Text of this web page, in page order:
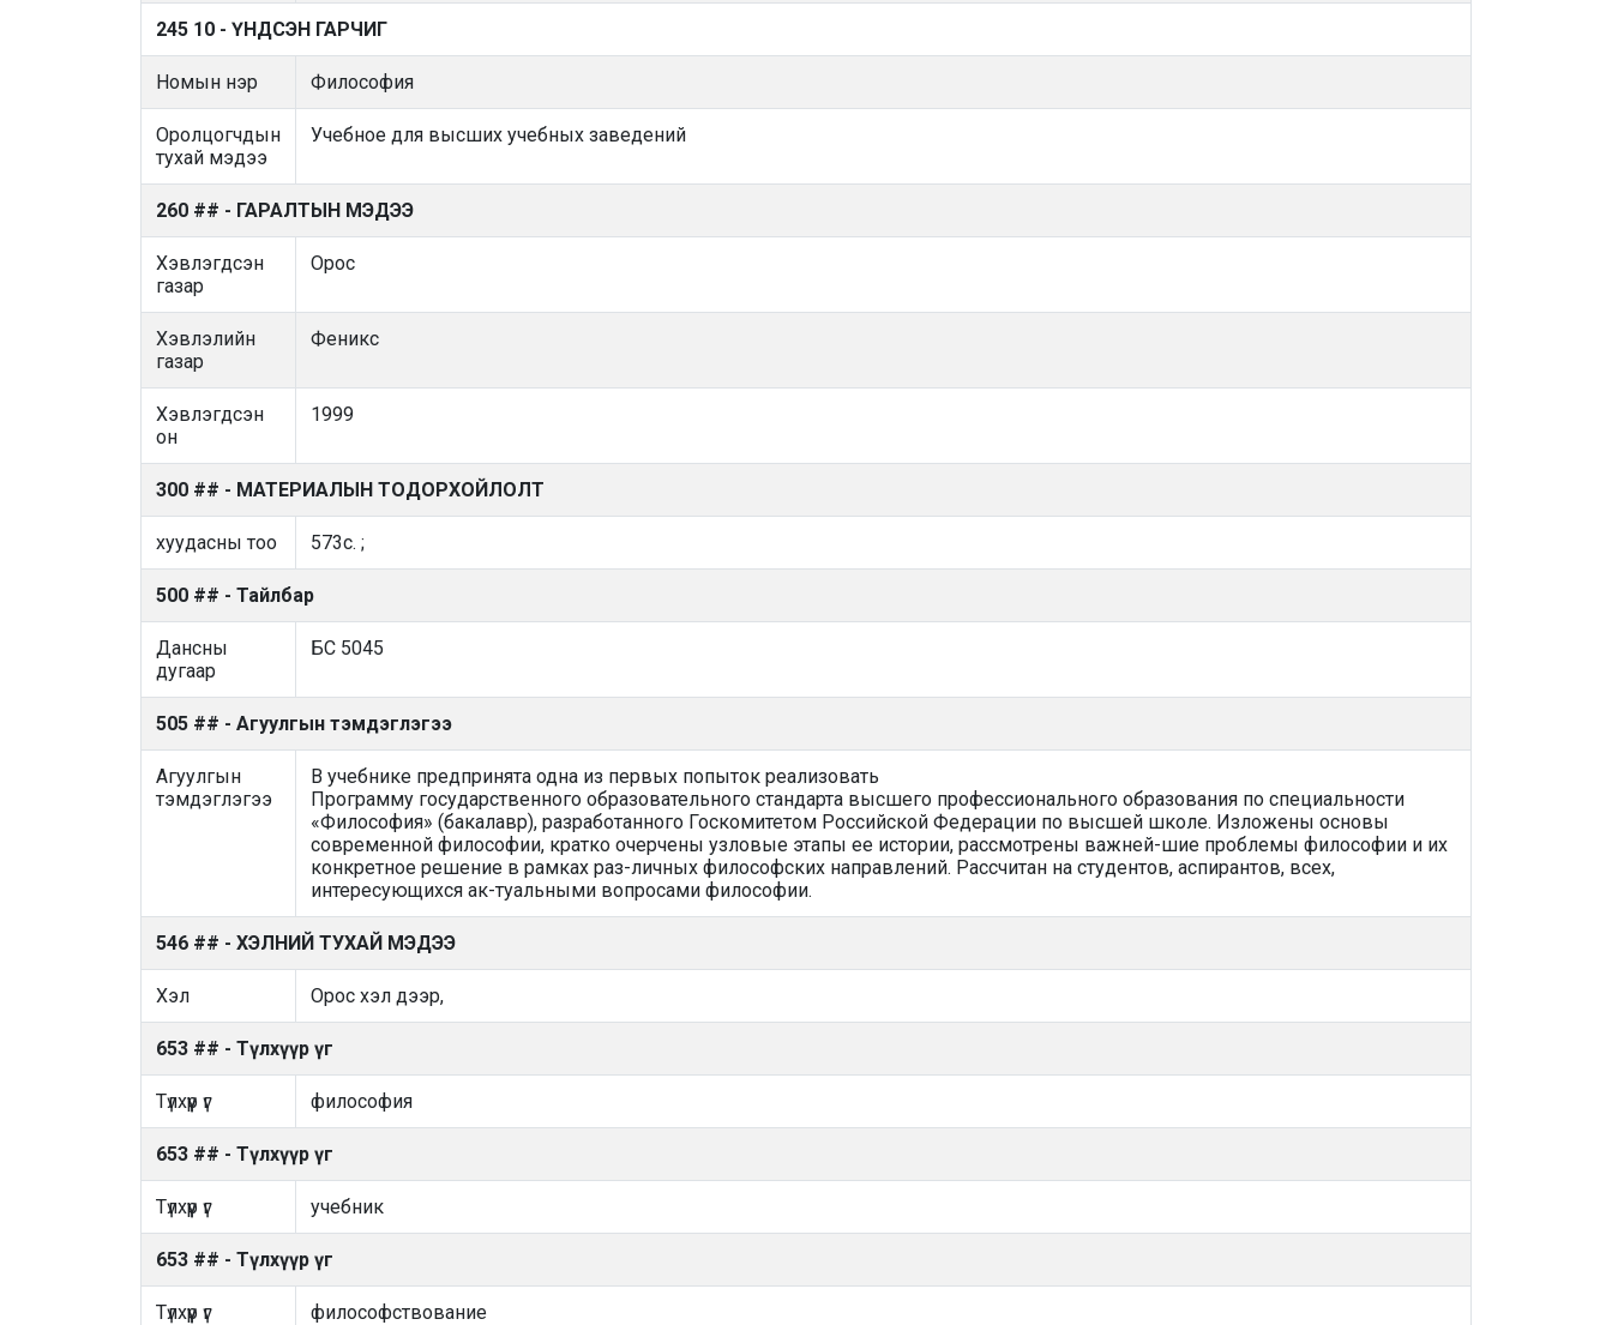
245 10 - ҮНДСЭН ГАРЧИГ
Номын нэр Философия
Оролцогчдын
тухай мэдээ
Учебное для высших учебных заведений
260 ## - ГАРАЛТЫН МЭДЭЭ
Хэвлэгдсэн
газар
Орос
Хэвлэлийн
газар
Феникс
Хэвлэгдсэн
он
1999
300 ## - МАТЕРИАЛЫН ТОДОРХОЙЛОЛТ
хуудасны тоо 573с. ;
500 ## - Тайлбар
Дансны
дугаар
БС 5045
505 ## - Агуулгын тэмдэглэгээ
Агуулгын
тэмдэглэгээ
В учебнике предпринята одна из первых попыток реализовать
Программу государственного образовательного стандарта высшего профессионального образования по специальности
«Философия» (бакалавр), разработанного Госкомитетом Российской Федерации по высшей школе. Изложены основы
современной философии, кратко очерчены узловые этапы ее истории, рассмотрены важней-шие проблемы философии и их
конкретное решение в рамках раз-личных философских направлений. Рассчитан на студентов, аспирантов, всех,
интересующихся ак-туальными вопросами философии.
546 ## - ХЭЛНИЙ ТУХАЙ МЭДЭЭ
Хэл Орос хэл дээр,
653 ## - Түлхүүр үг
Түлхүүр үг философия
653 ## - Түлхүүр үг
Түлхүүр үг учебник
653 ## - Түлхүүр үг
Түлхүүр үг философствование